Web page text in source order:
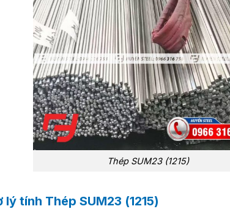
Thép SUM23 (1215)
tính Thép SUM23 (1215)